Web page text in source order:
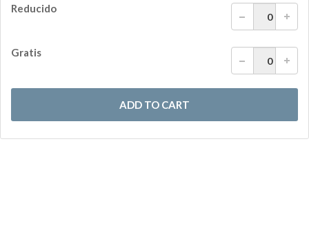
Reducido
Gratis
ADD TO CART